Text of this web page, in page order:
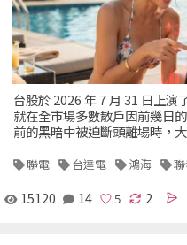
台股於 2026 年 7 月 31 日上演
就在全市場多數散戶因前幾日
前的黑暗中被迫斷頭離場時，
聯電 台達電 鴻海
15120 14 2